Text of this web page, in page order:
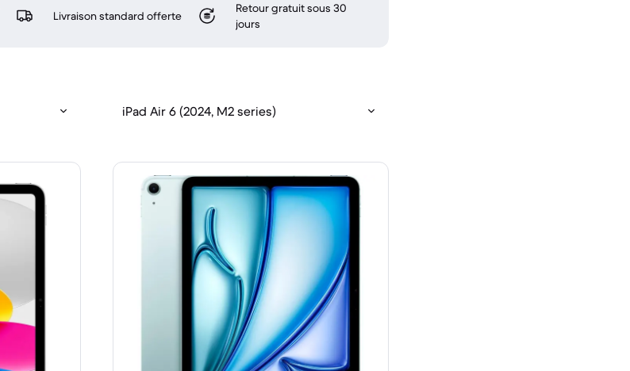
Livraison standard offerte
Retour gratuit sous 30
jours
iPad Air 6 (2024, M2 series)